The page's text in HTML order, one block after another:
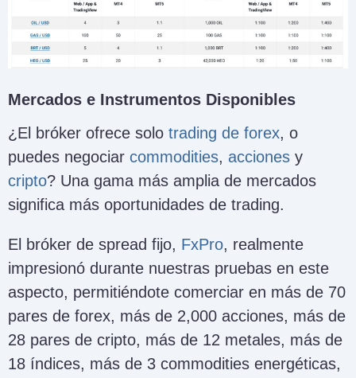
Mercados e Instrumentos Disponibles
¿El bróker ofrece solo trading de forex, o
puedes negociar commodities, acciones y
cripto? Una gama más amplia de mercados
significa más oportunidades de trading.
El bróker de spread fijo, FxPro, realmente
impresionó durante nuestras pruebas en este
aspecto, permitiéndote comerciar en más de 70
pares de forex, más de 2,000 acciones, más de
28 pares de cripto, más de 12 metales, más de
18 índices, más de 3 commodities energéticas,